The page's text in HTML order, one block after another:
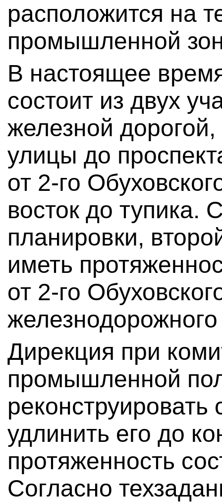
расположится на
промышленной
В настоящее
состоит из двух
железной
улицы до
от 2-го
восток до тупика.
планировки,
иметь
от 2-го
железнодорожного
Дирекция при
промышленной
удлинить его до
протяженность
Согласно